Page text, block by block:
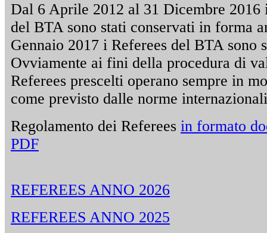
Dal 6 Aprile 2012 al 31 Dicembre 2016
del BTA sono stati conservati in forma
Gennaio 2017 i Referees del BTA sono
Ovviamente ai fini della procedura di
Referees prescelti operano sempre in
come previsto dalle norme
Regolamento dei Referees in formato
PDF
REFEREES ANNO 2026
REFEREES ANNO 2025